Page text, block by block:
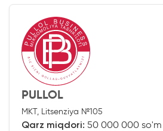
PULLOL
MKT, Litsenziya №105
Qarz miqdori: 50 000 000 so'm